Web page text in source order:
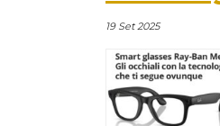
19 Set 2025